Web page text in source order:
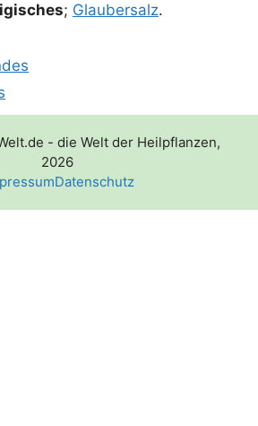
; Glau­ber­salz.
- die Welt der Heilpflanzen,
2026
Datenschutz